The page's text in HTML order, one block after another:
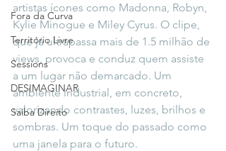
Fora da Curva
Território Livre
Sessions
DESIMAGINAR
Saiba Direito
artistas ícones como Madonna, Robyn,
Kylie Minogue e Miley Cyrus. O clipe,
que já ultrapassa mais de 1.5 milhão de
views, provoca e conduz quem assiste
a um lugar não demarcado. Um
ambiente industrial, em concreto,
valorizando contrastes, luzes, brilhos e
sombras. Um toque do passado como
uma janela para o futuro.